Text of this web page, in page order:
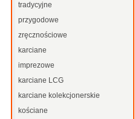
tradycyjne
przygodowe
zręcznościowe
karciane
imprezowe
karciane LCG
karciane kolekcjonerskie
kościane